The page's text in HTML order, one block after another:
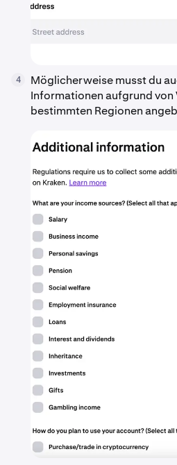
4
Möglicherweise musst du
Informationen aufgrund von
bestimmten Regionen